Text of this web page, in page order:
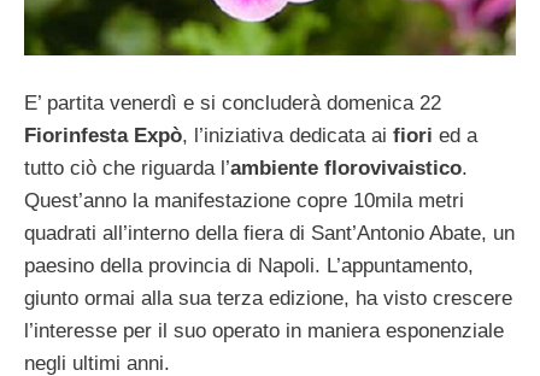
E’ partita venerdì e si concluderà domenica 22
Fiorinfesta Expò, l’iniziativa dedicata ai fiori ed a
tutto ciò che riguarda l’ambiente florovivaistico.
Quest’anno la manifestazione copre 10mila metri
quadrati all’interno della fiera di Sant’Antonio Abate, un
paesino della provincia di Napoli. L’appuntamento,
giunto ormai alla sua terza edizione, ha visto crescere
l’interesse per il suo operato in maniera esponenziale
negli ultimi anni.